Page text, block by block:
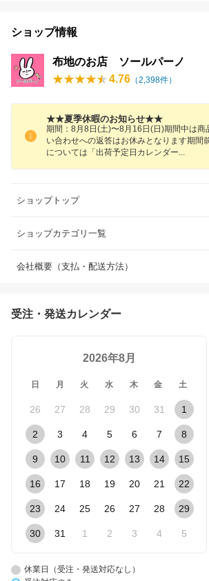
ショップ情報
布地のお店 ソールパーノ
4.76 （2,398件）
★★夏季休暇のお知らせ★★
期間：8月8日(土)〜8月16日(日)期間中は商
い合わせへの返答はお休みとなります期間
については「出荷予定日カレンダー
ショップトップ
ショップカテゴリ一覧
会社概要（支払・配送方法）
受注・発送カレンダー
2026年8月
日 月 火 水 木 金 土
26 27 28 29 30 31 1
2 3 4 5 6 7 8
9 10 11 12 13 14 15
16 17 18 19 20 21 22
23 24 25 26 27 28 29
30 31 1 2 3 4 5
休業日（受注・発送対応なし）